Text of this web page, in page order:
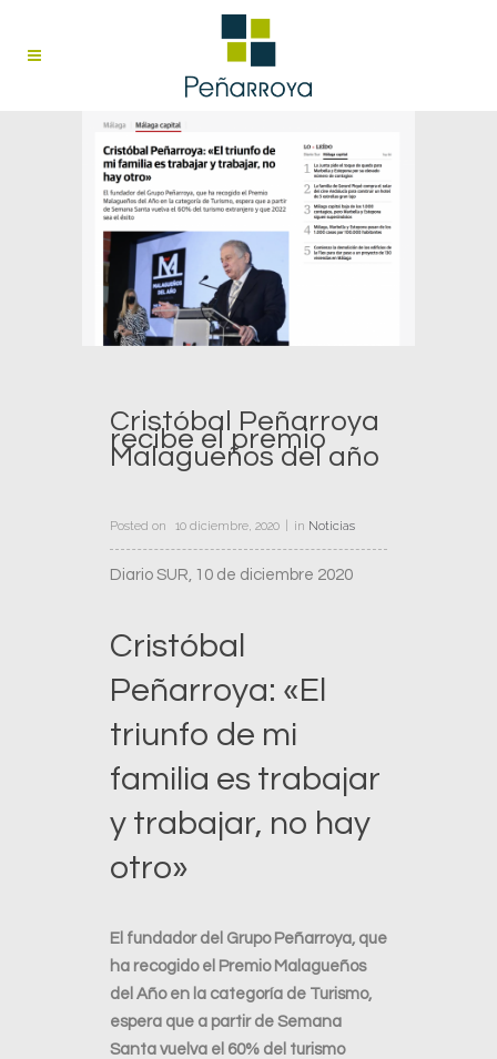
Cristóbal Peñarroya
recibe el premio
Malagueños del año
Posted on 10 diciembre, 2020 in Noticias
Diario SUR, 10 de diciembre 2020
Cristóbal
Peñarroya: «El
triunfo de mi
familia es trabajar
y trabajar, no hay
otro»
El fundador del Grupo Peñarroya, que
ha recogido el Premio Malagueños
del Año en la categoría de Turismo,
espera que a partir de Semana
Santa vuelva el 60% del turismo